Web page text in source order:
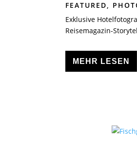
FEATURED,
Exklusive
Reisemagazin-
MEHR LESEN